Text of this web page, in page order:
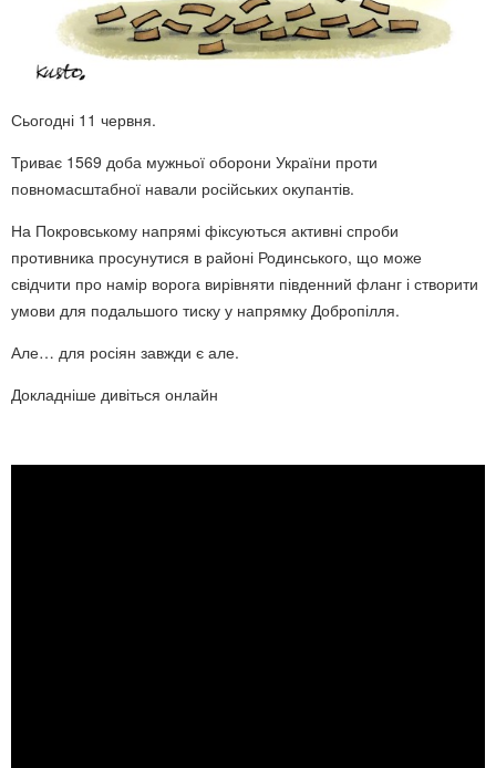
Сьогодні 11 червня.
Триває 1569 доба мужньої оборони України проти
повномасштабної навали російських окупантів.
На Покровському напрямі фіксуються активні спроби
противника просунутися в районі Родинського, що може
свідчити про намір ворога вирівняти південний фланг і створити
умови для подальшого тиску у напрямку Добропілля.
Але… для росіян завжди є але.
Докладніше дивіться онлайн